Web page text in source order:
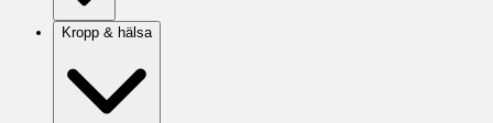
Kropp & hälsa